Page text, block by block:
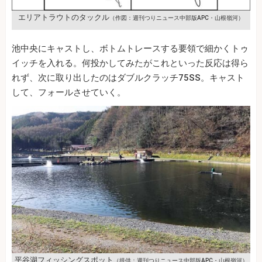
エリアトラウトのタックル （作図：週刊つりニュース中部版APC・山根嶺河）
池中央にキャストし、ボトムトレースする要領で細かくトゥ
イッチを入れる。何投かしてみたがこれといった反応は得ら
れず、次に取り出したのはダブルクラッチ75SS。キャスト
して、フォールさせていく。
平谷湖フィッシングスポット （提供：週刊つりニュース中部版APC・山根嶺河）